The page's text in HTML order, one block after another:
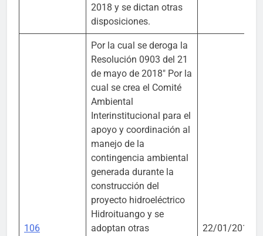
2018 y se dictan otras
disposiciones.
106
Por la cual se deroga la
Resolución 0903 del 21
de mayo de 2018″ Por la
cual se crea el Comité
Ambiental
Interinstitucional para el
apoyo y coordinación al
manejo de la
contingencia ambiental
generada durante la
construcción del
proyecto hidroeléctrico
Hidroituango y se
adoptan otras
22/01/2019